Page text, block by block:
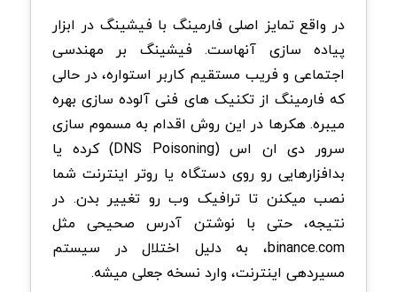
در واقع تمایز اصلی فارمینگ با فیشینگ در ابزار
پیاده سازی آنهاست. فیشینگ بر مهندسی
اجتماعی و فریب مستقیم کاربر استواره، در حالی
که فارمینگ از تکنیک های فنی آلوده سازی بهره
میبره. هکرها در این روش اقدام به مسموم سازی
سرور دی ان اس (DNS Poisoning) کرده یا
بدافزارهایی رو روی دستگاه یا روتر اینترنت شما
نصب میکنن تا ترافیک وب رو تغییر بدن. در
نتیجه، حتی با نوشتن آدرس صحیحی مثل
binance.com، به دلیل اختلال در سیستم
مسیردهی اینترنت، وارد نسخه جعلی میشه.